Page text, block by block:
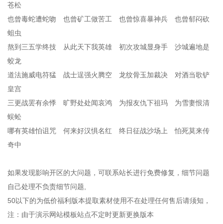
苍松
也曾毒蛇遭蛇吻 也曾矿工做苦工 也曾惊喜暴神兵 也曾郁闷砍
蛆虫
熬到三五学终技 从此天下我英雄 初次攻城显身手 沙城遍地是
蛟龙
道法施威电符猛 战士逞强火腾空 龙纹骨玉加裁决 对酒当歌铲
皇宫
三更战罢有余悸 旷野处处闻哀鸿 为报友仇下祖玛 为雪妻恨清
蜈蚣
哪有英雄怕诅咒 何来好汉惧名红 终日征战沙场上 怕死莫来传
奇中
如果发现影响开区的大问题，可联系站长进行免费修复，细节问题
自己处理不负责细节问题,
50以下的为低价福利版本提取素材使用不在处理任何售后请须知，
注：由于演示网站模板站点不定时更新更换版本